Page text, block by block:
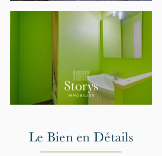
Le Bien en Détails